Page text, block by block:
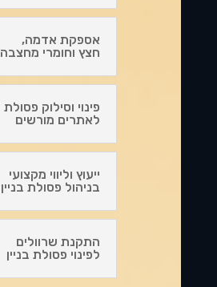
אספקת אדמה,
חצץ וחומרי מחצבה
פינוי וסילוק פסולת
לאתרים מורשים
ייעוץ וליווי מקצועי
בניהול פסולת בניין
התקנת שרוולים
לפינוי פסולת בניין